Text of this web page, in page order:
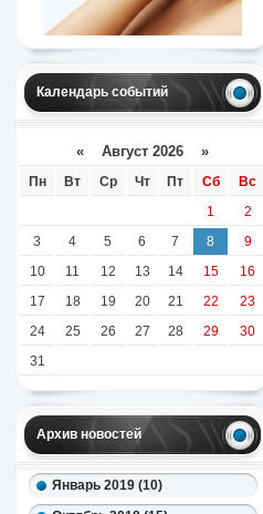
Календарь событий
« Август 2026 »
Пн Вт Ср Чт Пт Сб
Вс
1
2
3
4 5 6 7 8
9
10
11 12 13 14 15
16
17
18 19 20 21 22
23
24
25 26 27 28 29
30
31
Архив новостей
Январь 2019 (10)